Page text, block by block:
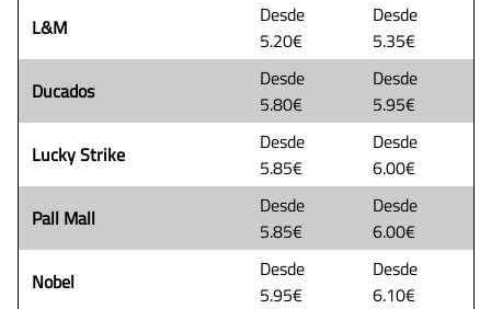
L&M
Desde
5.20€
Desde
5.35€
Ducados
Desde
5.80€
Desde
5.95€
Lucky Strike
Desde
5.85€
Desde
6.00€
Pall Mall
Desde
5.85€
Desde
6.00€
Nobel
Desde
5.95€
Desde
6.10€